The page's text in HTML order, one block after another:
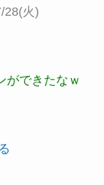
28(火)
ができたなｗ